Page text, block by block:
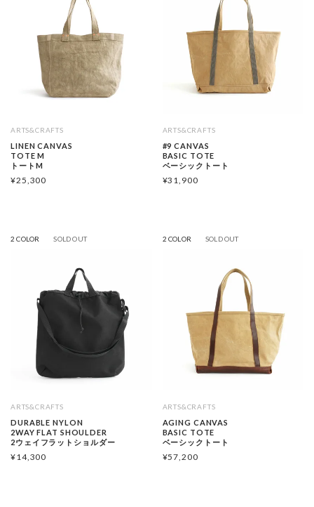
ARTS&CRAFTS
LINEN CANVAS
TOTE M
トートM
¥25,300
ARTS&CRAFTS
#9 CANVAS
BASIC TOTE
ベーシックトート
¥31,900
2 COLOR SOLD OUT
ARTS&CRAFTS
DURABLE NYLON
2WAY FLAT SHOULDER
2ウェイフラットショルダー
¥14,300
2 COLOR SOLD OUT
ARTS&CRAFTS
AGING CANVAS
BASIC TOTE
ベーシックトート
¥57,200